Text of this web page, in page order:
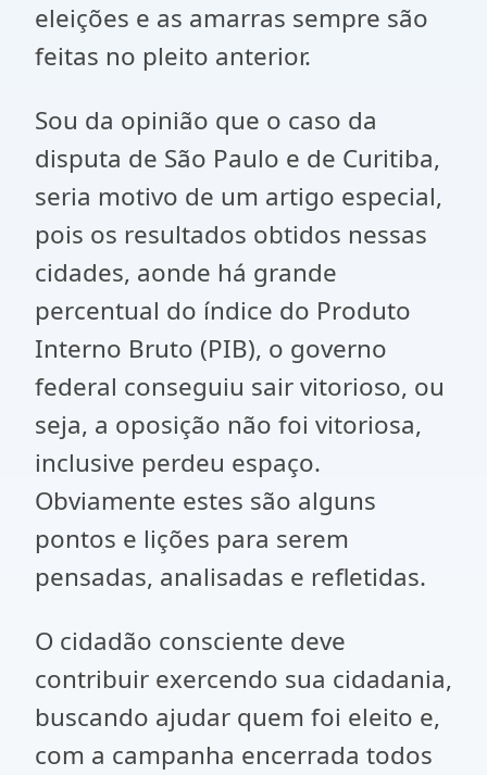
eleições e as amarras sempre são
feitas no pleito anterior.
Sou da opinião que o caso da
disputa de São Paulo e de Curitiba,
seria motivo de um artigo especial,
pois os resultados obtidos nessas
cidades, aonde há grande
percentual do índice do Produto
Interno Bruto (PIB), o governo
federal conseguiu sair vitorioso, ou
seja, a oposição não foi vitoriosa,
inclusive perdeu espaço.
Obviamente estes são alguns
pontos e lições para serem
pensadas, analisadas e refletidas.
O cidadão consciente deve
contribuir exercendo sua cidadania,
buscando ajudar quem foi eleito e,
com a campanha encerrada todos